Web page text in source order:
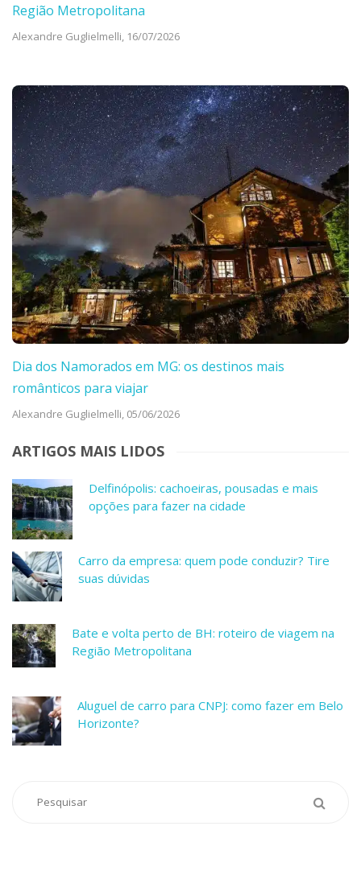
Região Metropolitana
Alexandre Guglielmelli, 16/07/2026
Dia dos Namorados em MG: os destinos mais
românticos para viajar
Alexandre Guglielmelli, 05/06/2026
ARTIGOS MAIS LIDOS
Delfinópolis: cachoeiras, pousadas e mais
opções para fazer na cidade
Carro da empresa: quem pode conduzir? Tire
suas dúvidas
Bate e volta perto de BH: roteiro de viagem na
Região Metropolitana
Aluguel de carro para CNPJ: como fazer em Belo
Horizonte?